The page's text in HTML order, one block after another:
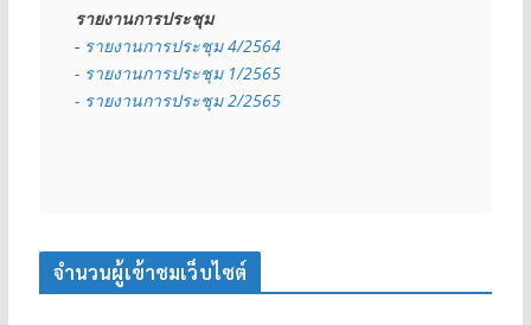
รายงานการประชุม
- รายงานการประชุม 4/2564
- รายงานการประชุม 1/2565
- รายงานการประชุม 2/2565
จำนวนผู้เข้าชมเว็บไซต์